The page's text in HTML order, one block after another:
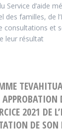
Service d’aide
des familles, de
consultations et
leur résultat
2021 DE
DE SON